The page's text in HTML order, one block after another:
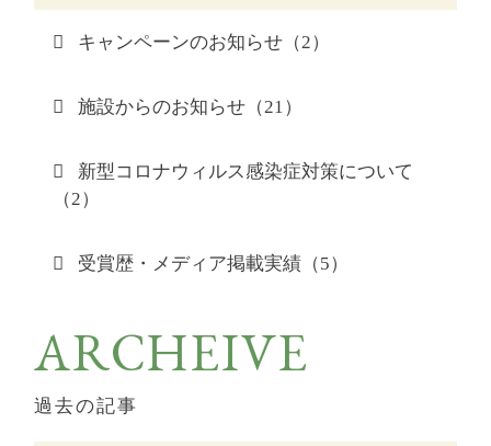
キャンペーンのお知らせ（2）
施設からのお知らせ（21）
新型コロナウィルス感染症対策について
（2）
受賞歴・メディア掲載実績（5）
ARCHEIVE
過去の記事